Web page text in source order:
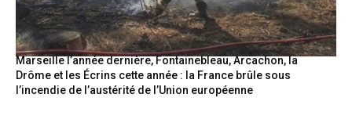
Marseille l’année dernière, Fontainebleau, Arcachon, la
Drôme et les Écrins cette année : la France brûle sous
l’incendie de l’austérité de l’Union européenne